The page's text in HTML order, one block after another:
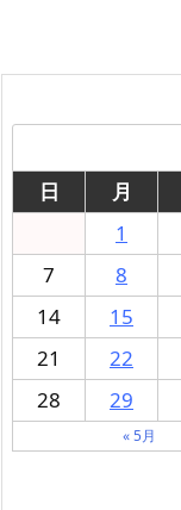
日
月
1
7
8
14
15
21
22
28
29
« 5月